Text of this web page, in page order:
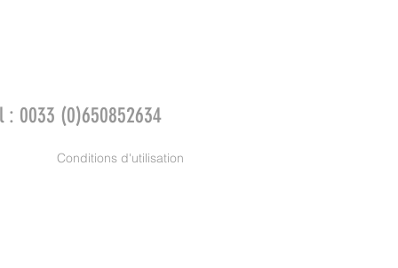
: 0033 (0)650852634
Conditions d'utilisation